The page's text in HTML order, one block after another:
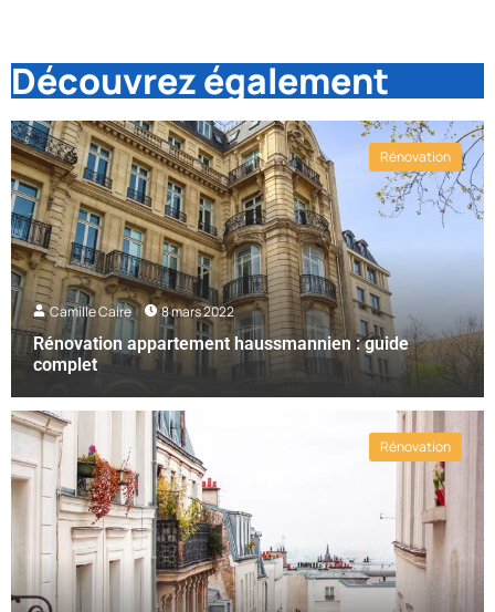
Découvrez également
Camille Caire 8 mars 2022
Rénovation appartement haussmannien : guide
complet
Rénovation
Rénovation